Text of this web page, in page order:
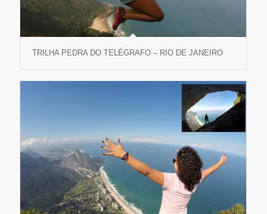
TRILHA PEDRA DO TELÉGRAFO – RIO DE JANEIRO